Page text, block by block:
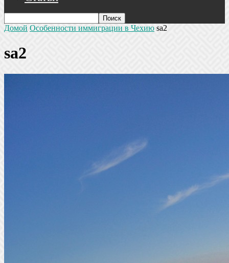
Домой Особенности иммиграции в Чехию sa2
sa2